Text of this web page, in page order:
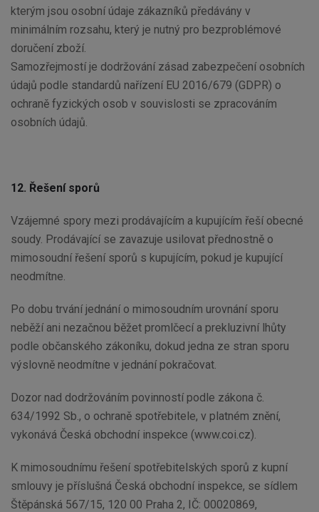
kterým jsou osobní údaje zákazníků předávány v
minimálním rozsahu, který je nutný pro bezproblémové
doručení zboží.
Samozřejmostí je dodržování zásad zabezpečení osobních
údajů podle standardů nařízení EU 2016/679 (GDPR) o
ochraně fyzických osob v souvislosti se zpracováním
osobních údajů.
12. Řešení sporů
Vzájemné spory mezi prodávajícím a kupujícím řeší obecné
soudy. Prodávající se zavazuje usilovat přednostně o
mimosoudní řešení sporů s kupujícím, pokud je kupující
neodmítne.
Po dobu trvání jednání o mimosoudním urovnání sporu
neběží ani nezačnou běžet promlčecí a prekluzivní lhůty
podle občanského zákoníku, dokud jedna ze stran sporu
výslovně neodmítne v jednání pokračovat.
Dozor nad dodržováním povinností podle zákona č.
634/1992 Sb., o ochraně spotřebitele, v platném znění,
vykonává Česká obchodní inspekce (www.coi.cz).
K mimosoudnímu řešení spotřebitelských sporů z kupní
smlouvy je příslušná Česká obchodní inspekce, se sídlem
Štěpánská 567/15, 120 00 Praha 2, IČ: 00020869,